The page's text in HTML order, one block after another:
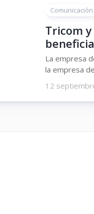
Comunicación
Tricom
La empresa
la empresa
12